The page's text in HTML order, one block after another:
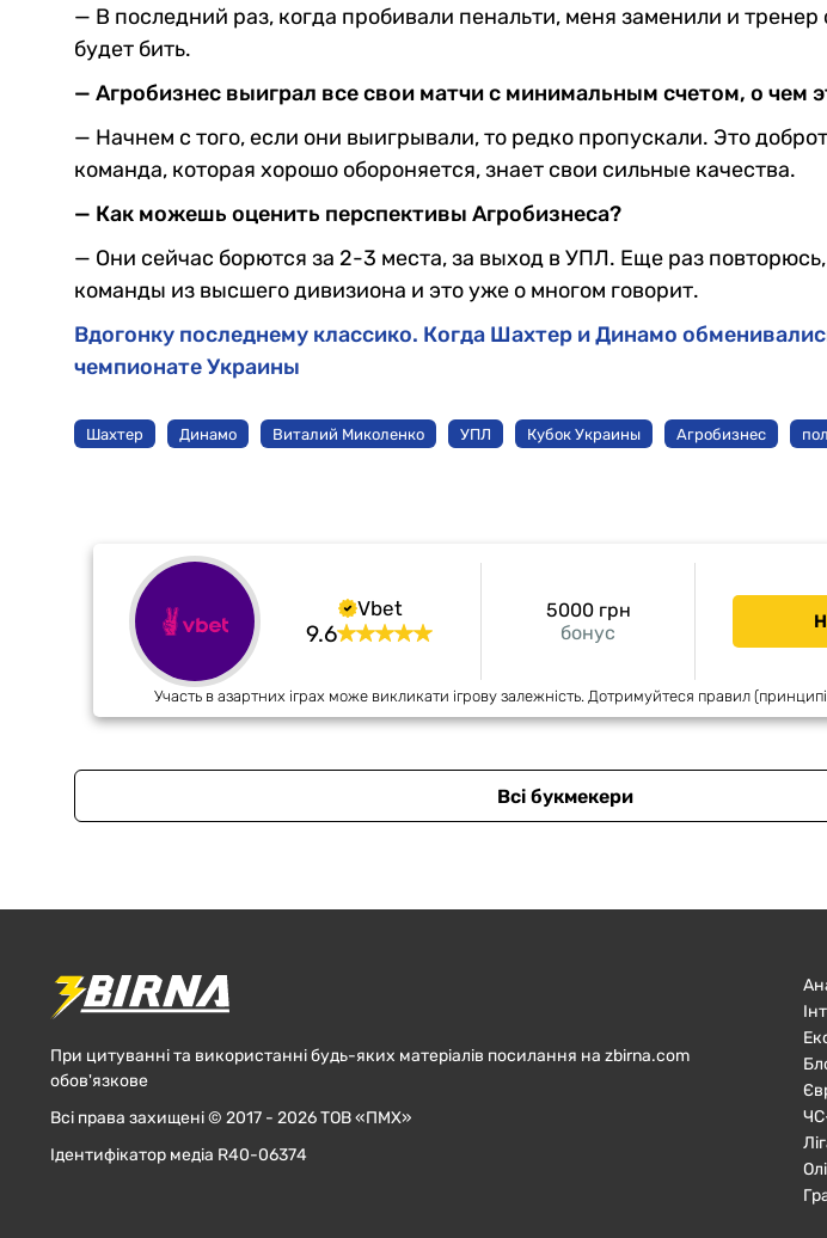
— В последний раз, когда пробивали пенальти, меня заменили и тренер
будет бить.
— Агробизнес выиграл все свои матчи с минимальным счетом, о чем
— Начнем с того, если они выигрывали, то редко пропускали. Это
команда, которая хорошо обороняется, знает свои сильные качества.
— Как можешь оценить перспективы Агробизнеса?
— Они сейчас борются за 2-3 места, за выход в УПЛ. Еще раз
команды из высшего дивизиона и это уже о многом говорит.
Вдогонку последнему классико. Когда Шахтер и Динамо
чемпионате Украины
Шахтер Динамо Виталий Миколенко УПЛ Кубок Украины Агробизнес
Vbet
9.6 бонус
5000 грн
Участь в азартних іграх може викликати ігрову залежність. Дотримуйтеся правил
Всі букмекери
При цитуванні та використанні будь-яких матеріалів посилання на zbirna.com
обов'язкове
Всі права захищені © 2017 - 2026 ТОВ «ПМХ»
Ідентифікатор медіа R40-06374